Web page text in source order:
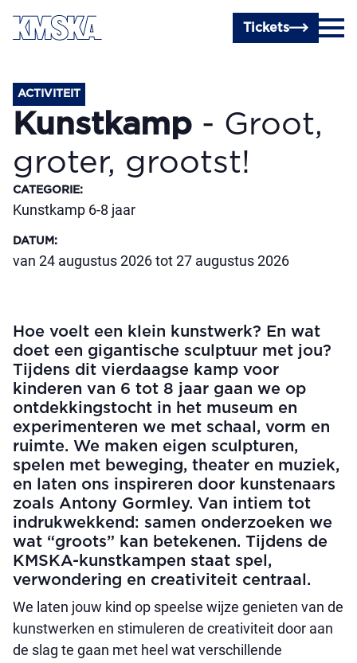
Ga naar hoofdinhoud
Tickets
ACTIVITEIT
Kunstkamp - Groot,
groter, grootst!
CATEGORIE:
Kunstkamp 6-8 jaar
DATUM :
van 24 augustus 2026 tot 27 augustus 2026
Hoe voelt een klein kunstwerk? En wat
doet een gigantische sculptuur met jou?
Tijdens dit vierdaagse kamp voor
kinderen van 6 tot 8 jaar gaan we op
ontdekkingstocht in het museum en
experimenteren we met schaal, vorm en
ruimte. We maken eigen sculpturen,
spelen met beweging, theater en muziek,
en laten ons inspireren door kunstenaars
zoals Antony Gormley. Van intiem tot
indrukwekkend: samen onderzoeken we
wat “groots” kan betekenen. Tijdens de
KMSKA-kunstkampen staat spel,
verwondering en creativiteit centraal.
We laten jouw kind op speelse wijze genieten van de
kunstwerken en stimuleren de creativiteit door aan
de slag te gaan met heel wat verschillende